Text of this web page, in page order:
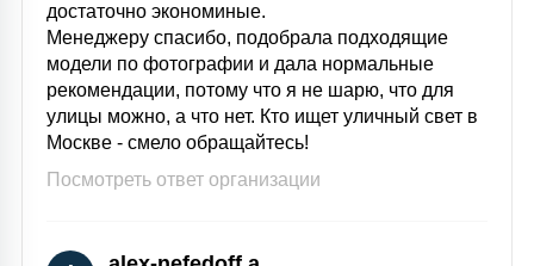
достаточно экономиные.
Менеджеру спасибо, подобрала подходящие
модели по фотографии и дала нормальные
рекомендации, потому что я не шарю, что для
улицы можно, а что нет. Кто ищет уличный свет в
Москве - смело обращайтесь!
Посмотреть ответ организации